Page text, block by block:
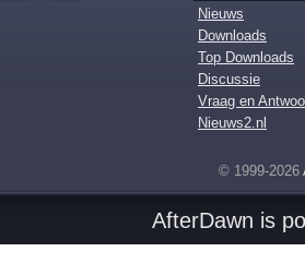
Nieuws
Downloads
Top Downloads
Discussie
Vraag en
Nieuws2.nl
© 1999-2026
AfterDawn is